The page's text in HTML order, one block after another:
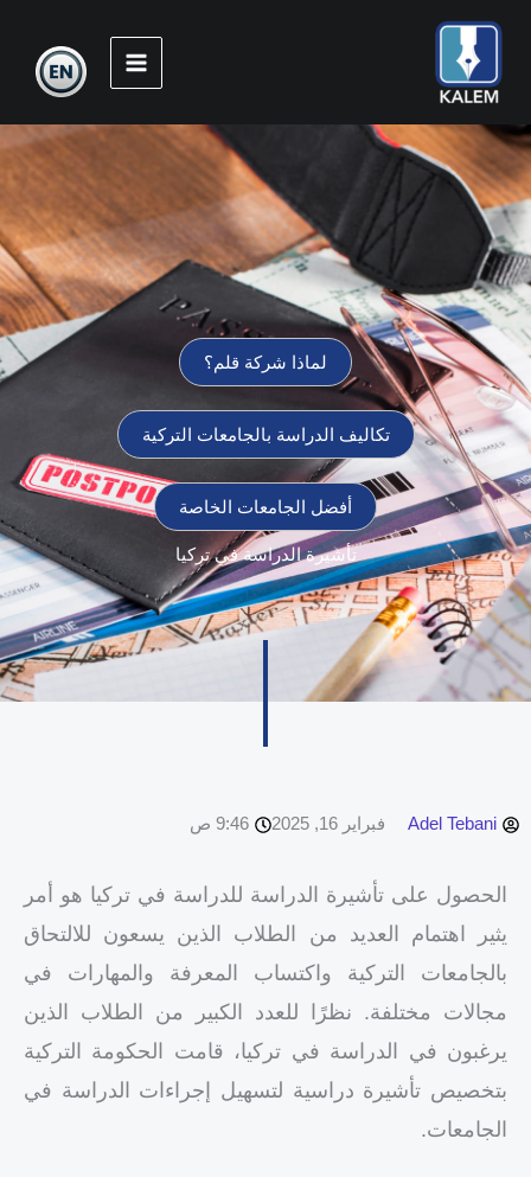
المحتوى
لماذا شركة قلم؟
تكاليف الدراسة بالجامعات التركية
أفضل الجامعات الخاصة
تأشيرة الدراسة في تركيا
Adel Tebani فبراير 16, 2025 9:46 ص
الحصول على تأشيرة الدراسة للدراسة في تركيا هو أمر
يثير اهتمام العديد من الطلاب الذين يسعون للالتحاق
بالجامعات التركية واكتساب المعرفة والمهارات في
مجالات مختلفة. نظرًا للعدد الكبير من الطلاب الذين
يرغبون في الدراسة في تركيا، قامت الحكومة التركية
بتخصيص تأشيرة دراسية لتسهيل إجراءات الدراسة في
الجامعات.